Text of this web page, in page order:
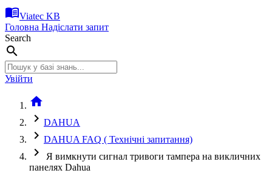
menu_bookViatec KB
Головна Надіслати запит
Search
search
Увійти
home
chevron_right DAHUA
chevron_right DAHUA FAQ ( Технічні запитання)
chevron_right
Я вимкнути сигнал тривоги тампера на викличних
панелях Dahua